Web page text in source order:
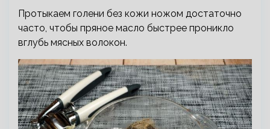
Протыкаем голени без кожи ножом достаточно
часто, чтобы пряное масло быстрее проникло
вглубь мясных волокон.